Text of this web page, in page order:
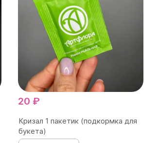
20 ₽
Кризал 1 пакетик (подкормка для
букета)